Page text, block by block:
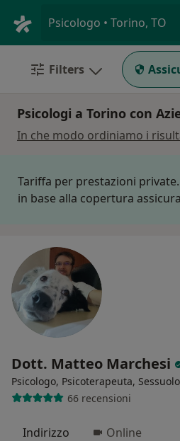
Psicologo • Torino, TO
Filters
Psicologi a Torino con
In che modo ordiniamo i
Tariffa per prestazioni
in base alla copertura
Dott. Matteo Marchesi
Psicologo, Psicoterapeuta,
66 recensioni
Indirizzo Online